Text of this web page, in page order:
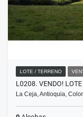
LOTE / TERRENO
L0208. VENDO! LOTE
La Ceja, Antioquia,